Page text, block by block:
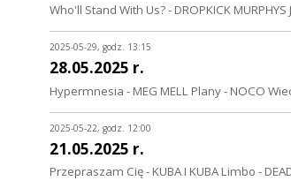
Who'll Stand With Us? - DROPKICK
2025-05-29, godz. 13:15
28.05.2025 r.
Hypermnesia - MEG MELL Plany - NOCO
2025-05-22, godz. 12:00
21.05.2025 r.
Przepraszam Cię - KUBA I KUBA Limbo -